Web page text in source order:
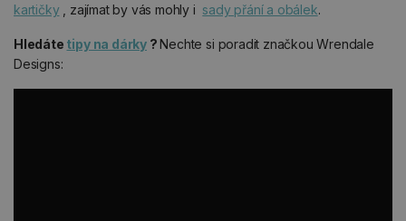
kartičky, zajímat by vás mohly i sady přání a obálek.
Hledáte tipy na dárky?Nechte si poradit značkou Wrendale
Designs: